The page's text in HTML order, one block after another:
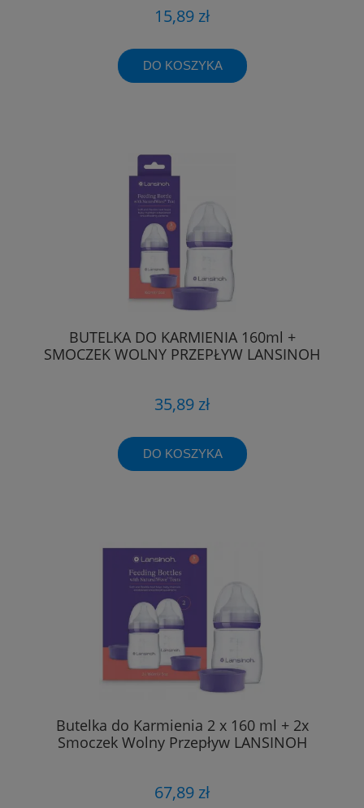
15,89 zł
DO KOSZYKA
BUTELKA DO KARMIENIA 160ml +
SMOCZEK WOLNY PRZEPŁYW LANSINOH
35,89 zł
DO KOSZYKA
Butelka do Karmienia 2 x 160 ml + 2x
Smoczek Wolny Przepływ LANSINOH
67,89 zł